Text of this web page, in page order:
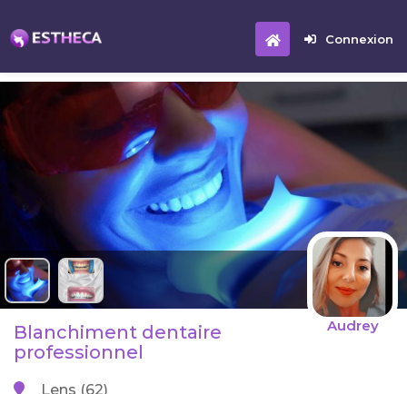
Connexion
Audrey
Blanchiment dentaire
professionnel
Lens (62)